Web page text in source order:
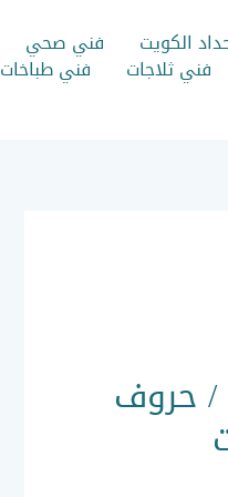
الكويت فني صحي
فني ثلاجات فني طباخات
اعلانات محلات الكويت / 65033556 / حروف